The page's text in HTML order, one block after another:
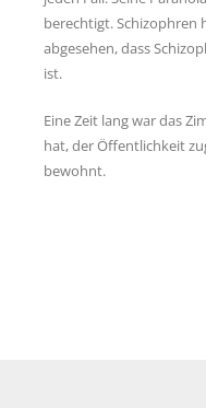
berechtigt. Schizophren
abgesehen, dass
ist.
Eine Zeit lang war das
hat, der Öffentlichkeit
bewohnt.